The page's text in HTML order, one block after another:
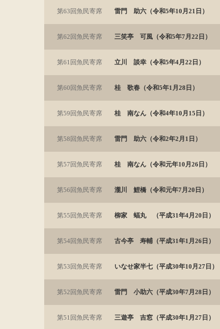
第63回魚民寄席 雷門 助六（令和5年10月21日）
第62回魚民寄席 三笑亭 可風（令和5年7月22日）
第61回魚民寄席 立川 談幸（令和5年4月22日）
第60回魚民寄席 桂 歌春（令和5年1月28日）
第59回魚民寄席 桂 南なん（令和4年10月15日）
第58回魚民寄席 雷門 助六（令和2年2月1日）
第57回魚民寄席 桂 南なん（令和元年10月26日）
第56回魚民寄席 瀧川 鯉橋（令和元年7月20日）
第55回魚民寄席 柳家 蝠丸 （平成31年4月20日）
第54回魚民寄席 古今亭 寿輔（平成31年1月26日）
第53回魚民寄席 いなせ家半七（平成30年10月27日）
第52回魚民寄席 雷門 小助六（平成30年7月28日）
第51回魚民寄席 三遊亭 吉窓（平成30年1月27日）